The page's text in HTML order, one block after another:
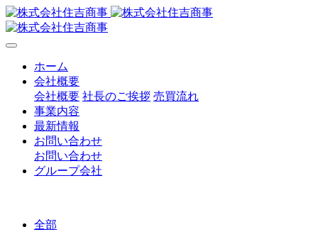
ホーム
会社概要
会社概要 社長のご挨拶 売買流れ
事業内容
最新情報
お問い合わせ
お問い合わせ
グループ会社
全部